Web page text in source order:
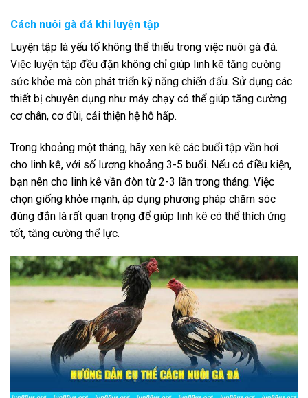
Cách nuôi gà đá khi luyện tập
Luyện tập là yếu tố không thể thiếu trong việc nuôi gà đá.
Việc luyện tập đều đặn không chỉ giúp linh kê tăng cường
sức khỏe mà còn phát triển kỹ năng chiến đấu. Sử dụng các
thiết bị chuyên dụng như máy chạy có thể giúp tăng cường
cơ chân, cơ đùi, cải thiện hệ hô hấp.
Trong khoảng một tháng, hãy xen kẽ các buổi tập vần hơi
cho linh kê, với số lượng khoảng 3-5 buổi. Nếu có điều kiện,
bạn nên cho linh kê vần đòn từ 2-3 lần trong tháng. Việc
chọn giống khỏe mạnh, áp dụng phương pháp chăm sóc
đúng đắn là rất quan trọng để giúp linh kê có thể thích ứng
tốt, tăng cường thể lực.